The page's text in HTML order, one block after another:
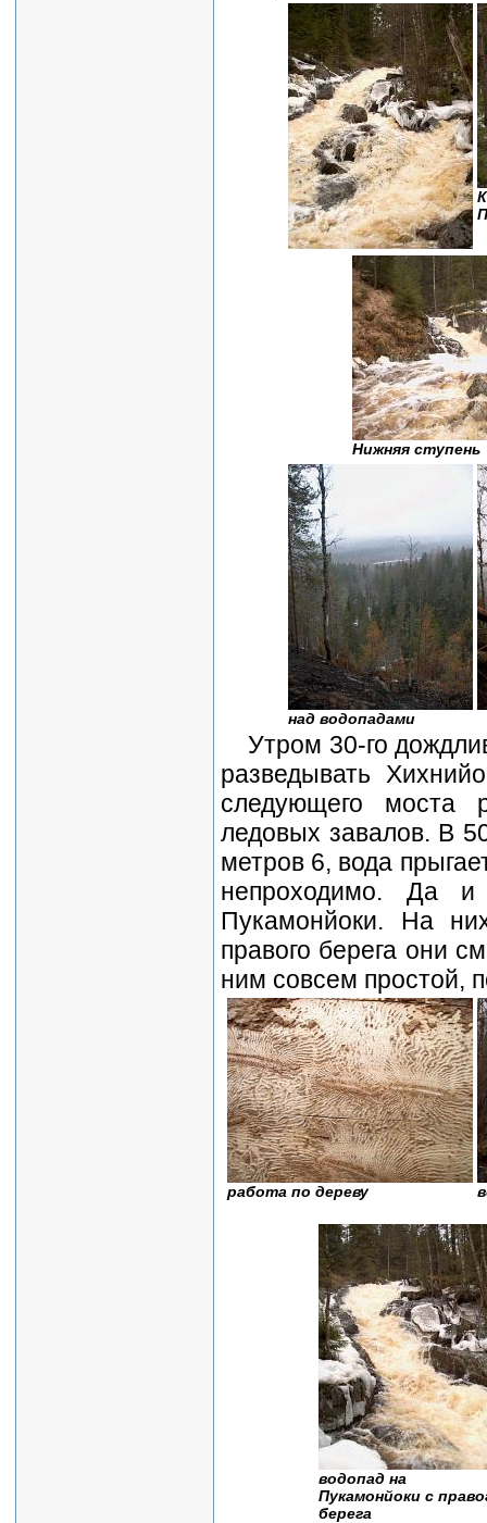
Нижняя ступень
над водопадами
Утром 30-го
разведывать
следующего моста
ледовых завалов. В
метров 6, вода
непроходимо. Да
Пукамонйоки. На
правого берега они
ним совсем простой,
работа по дереву
водопад на
Пукамонйоки с
берега